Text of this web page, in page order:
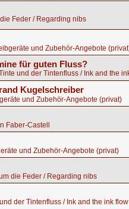
Feder / Regarding nibs
und Zubehör-Angebote
für guten Fluss?
und der Tintenfluss / Ink and the
Kugelschreiber
und Zubehör-Angebote (privat)
Faber-Castell
und Zubehör-Angebote (privat)
die Feder / Regarding nibs
der Tintenfluss / Ink and the ink flow